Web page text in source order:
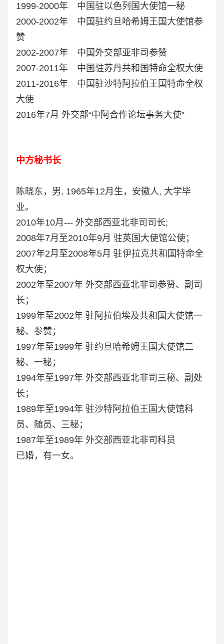
1999-2000年 中国驻以色列国大使馆一秘
2000-2002年 中国驻约旦哈希姆王国大使馆参
赞
2002-2007年 中国外交部亚非司参赞
2007-2011年 中国驻苏丹共和国特命全权大使
2011-2016年 中国驻沙特阿拉伯王国特命全权
大使
2016年7月 外交部“中阿合作论坛事务大使”
中方秘书长
陈晓东，男, 1965年12月生，安徽人, 大学毕
业。
2010年10月--- 外交部西亚北非司司长;
2008年7月至2010年9月 驻英国大使馆公使；
2007年2月至2008年5月 驻伊拉克共和国特命全
权大使；
2002年至2007年 外交部西亚北非司参赞、副司
长；
1999年至2002年 驻阿拉伯埃及共和国大使馆一
秘、参赞；
1997年至1999年 驻约旦哈希姆王国大使馆二
秘、一秘；
1994年至1997年 外交部西亚北非司三秘、副处
长；
1989年至1994年 驻沙特阿拉伯王国大使馆科
员、随员、三秘；
1987年至1989年 外交部西亚北非司科员
已婚，有一女。